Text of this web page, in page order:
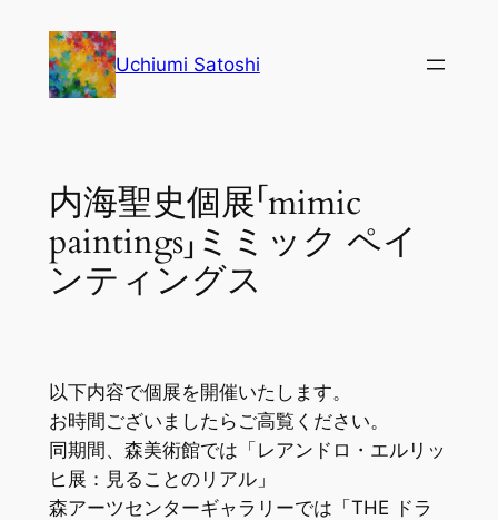
Uchiumi Satoshi
内海聖史個展「mimic
paintings」ミミック ペイ
ンティングス
以下内容で個展を開催いたします。
お時間ございましたらご高覧ください。
同期間、森美術館では「レアンドロ・エルリッ
ヒ展：見ることのリアル」
森アーツセンターギャラリーでは「THE ドラ